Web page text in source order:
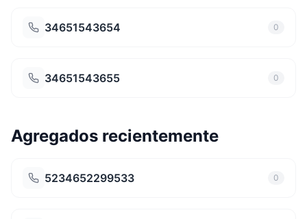
34651543654 0
34651543655 0
Agregados recientemente
5234652299533 0